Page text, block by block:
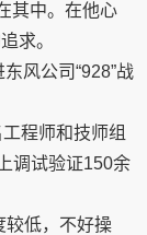
其中。在他心
求。
风公司“928”战
程师和技师组
调试验证150余
较低，不好操